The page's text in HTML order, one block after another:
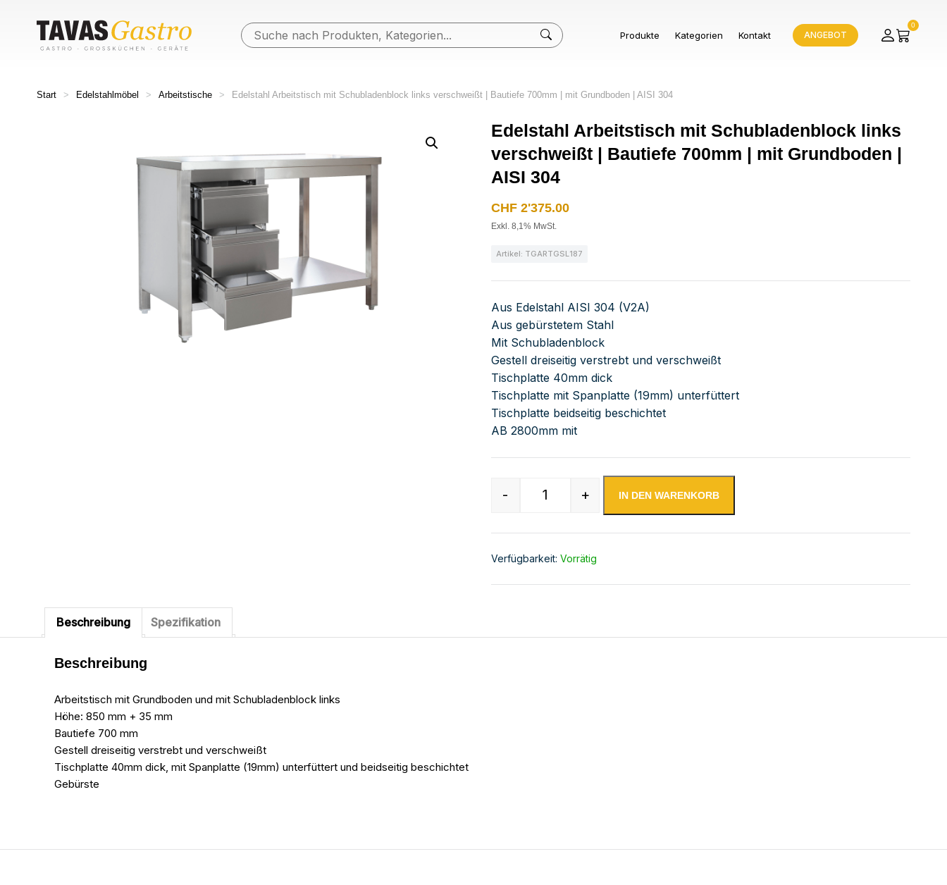
Produkte Kategorien Kontakt ANGEBOT
0
Start > Edelstahlmöbel > Arbeitstische > Edelstahl Arbeitstisch mit Schubladenblock links verschweißt | Bautiefe 700mm | mit Grundboden | AISI 304
Edelstahl Arbeitstisch mit Schubladenblock links
verschweißt | Bautiefe 700mm | mit Grundboden |
AISI 304
CHF2'375.00
Exkl. 8,1% MwSt.
Artikel: TGARTGSL187
Aus Edelstahl AISI 304 (V2A)
Aus gebürstetem Stahl
Mit Schubladenblock
Gestell dreiseitig verstrebt und verschweißt
Tischplatte 40mm dick
Tischplatte mit Spanplatte (19mm) unterfüttert
Tischplatte beidseitig beschichtet
AB 2800mm mit
Edelstahl Arbeitstisch mit Schubladenblock links verschweißt | Bautiefe
- + IN DEN WARENKORB
Verfügbarkeit: Vorrätig
Beschreibung Spezifikation
Beschreibung
Arbeitstisch mit Grundboden und mit Schubladenblock links
Höhe: 850 mm + 35 mm
Bautiefe 700 mm
Gestell dreiseitig verstrebt und verschweißt
Tischplatte 40mm dick, mit Spanplatte (19mm) unterfüttert und beidseitig beschichtet
Gebürste